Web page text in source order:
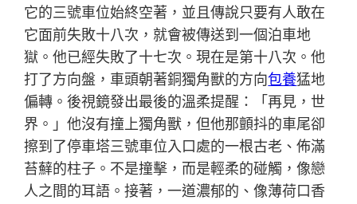
它的三號車位始終空著，並且傳說只要有人敢在
它面前失敗十八次，就會被傳送到一個泊車地
獄。他已經失敗了十七次。現在是第十八次。他
打了方向盤，車頭朝著銅獨角獸的方向包養猛地
偏轉。後視鏡發出最後的溫柔提醒：「再見，世
界。」他沒有撞上獨角獸，但他那顫抖的車尾卻
擦到了停車塔三號車位入口處的一根古老、佈滿
苔蘚的柱子。不是撞擊，而是輕柔的碰觸，像戀
人之間的耳語。接著，一道濃郁的、像薄荷口香